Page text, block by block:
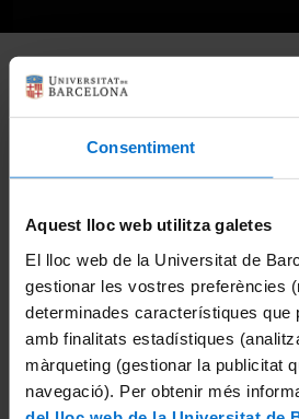
Consentiment
Aquest lloc web utilitza galetes
El lloc web de la Universitat de
gestionar les vostres preferències
determinades característiques que
amb finalitats estadístiques
màrqueting (gestionar la publicitat
navegació). Per obtenir més
Jornada
anys d'avaluació
docent del
27 octubre, 2023 Català
Compartir Notificar
La UB